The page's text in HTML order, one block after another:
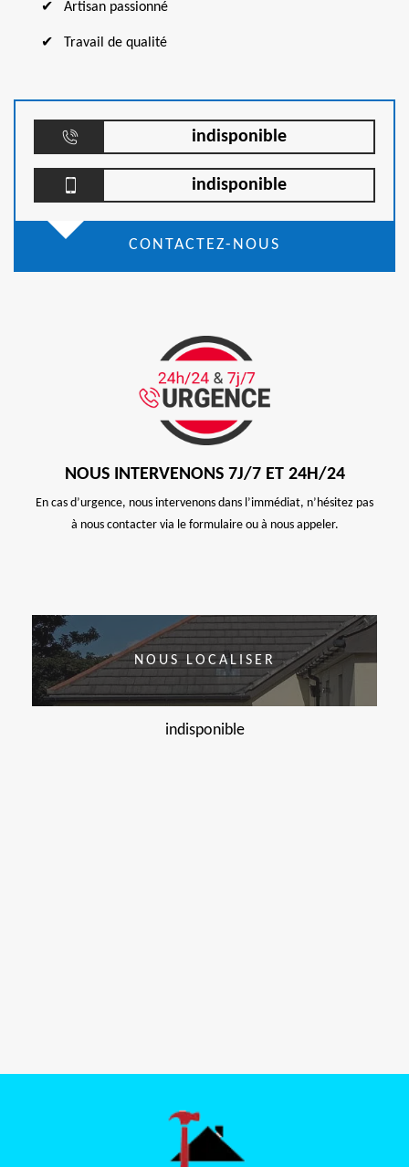
Artisan passionné
Travail de qualité
indisponible
indisponible
CONTACTEZ-NOUS
NOUS INTERVENONS 7J/7 ET 24H/24
En cas d’urgence, nous intervenons dans l’immédiat, n’hésitez pas
à nous contacter via le formulaire ou à nous appeler.
NOUS LOCALISER
indisponible